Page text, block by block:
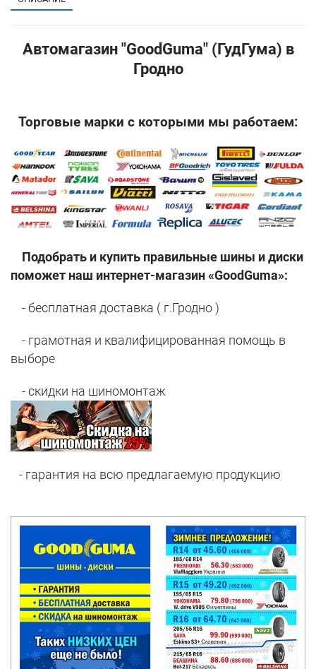
Автомагазин "GoodGuma" (ГудГума) в
Гродно
Торговые марки с которыми мы работаем:
Подобрать и купить правильные шины и диски
поможет наш интернет-магазин «GoodGuma»:
- бесплатная доставка ( г.Гродно )
- грамотная и квалифицированная помощь в
выборе
- скидки на шиномонтаж
- гарантия на всю предлагаемую продукцию